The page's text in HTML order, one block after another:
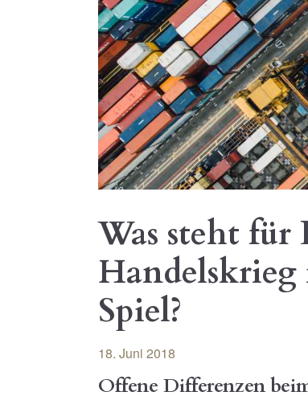
Was steht für
Spiel?
18. Juni 2018
Offene Differenzen